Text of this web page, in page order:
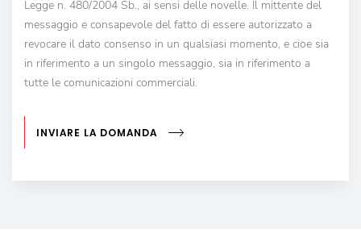
Legge n. 480/2004 Sb., ai sensi delle novelle. Il mittente del
messaggio e consapevole del fatto di essere autorizzato a
revocare il dato consenso in un qualsiasi momento, e cioe sia
in riferimento a un singolo messaggio, sia in riferimento a
tutte le comunicazioni commerciali.
INVIARE LA DOMANDA